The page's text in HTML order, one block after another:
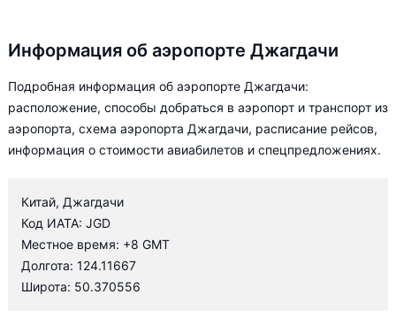
Информация об аэропорте Джагдачи
Подробная информация об аэропорте Джагдачи:
расположение, способы добраться в аэропорт и транспорт из
аэропорта, схема аэропорта Джагдачи, расписание рейсов,
информация о стоимости авиабилетов и спецпредложениях.
Китай, Джагдачи
Код ИАТА: JGD
Местное время: +8 GMT
Долгота: 124.11667
Широта: 50.370556